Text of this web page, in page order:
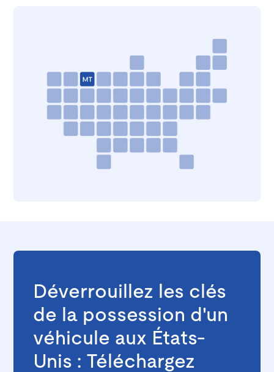
Déverrouillez les clés
de la possession d'un
véhicule aux États-
Unis : Téléchargez